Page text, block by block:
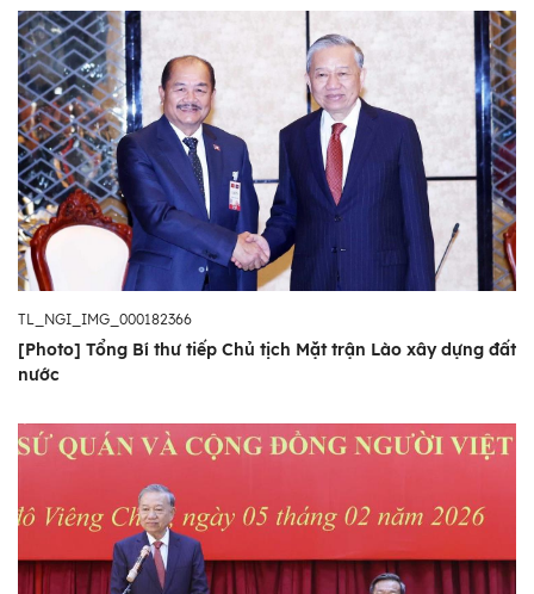
TL_NGI_IMG_000182366
[Photo] Tổng Bí thư tiếp Chủ tịch Mặt trận Lào xây dựng đất
nước